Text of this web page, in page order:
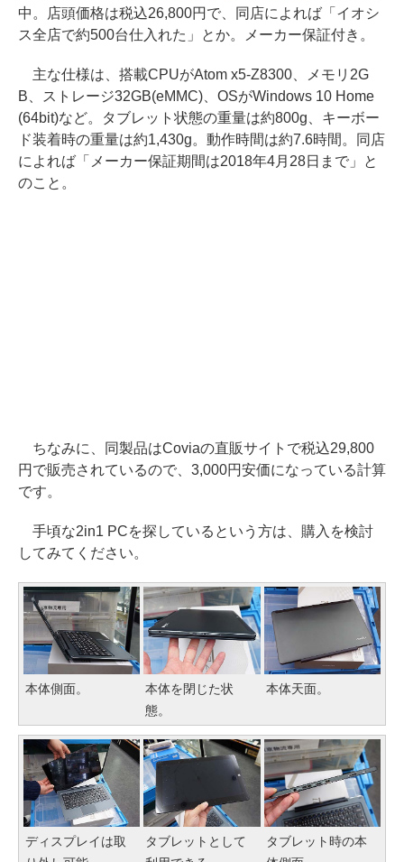
中。店頭価格は税込26,800円で、同店によれば「イオシ
ス全店で約500台仕入れた」とか。メーカー保証付き。
主な仕様は、搭載CPUがAtom x5-Z8300、メモリ2G
B、ストレージ32GB(eMMC)、OSがWindows 10 Home
(64bit)など。タブレット状態の重量は約800g、キーボー
ド装着時の重量は約1,430g。動作時間は約7.6時間。同店
によれば「メーカー保証期間は2018年4月28日まで」と
のこと。
ちなみに、同製品はCoviaの直販サイトで税込29,800
円で販売されているので、3,000円安価になっている計算
です。
手頃な2in1 PCを探しているという方は、購入を検討
してみてください。
本体側面。
本体を閉じた状
態。
本体天面。
ディスプレイは取
タブレットとして
タブレット時の本